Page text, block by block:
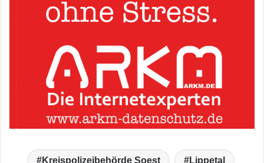
Kreispolizeibehörde Soest Lippetal